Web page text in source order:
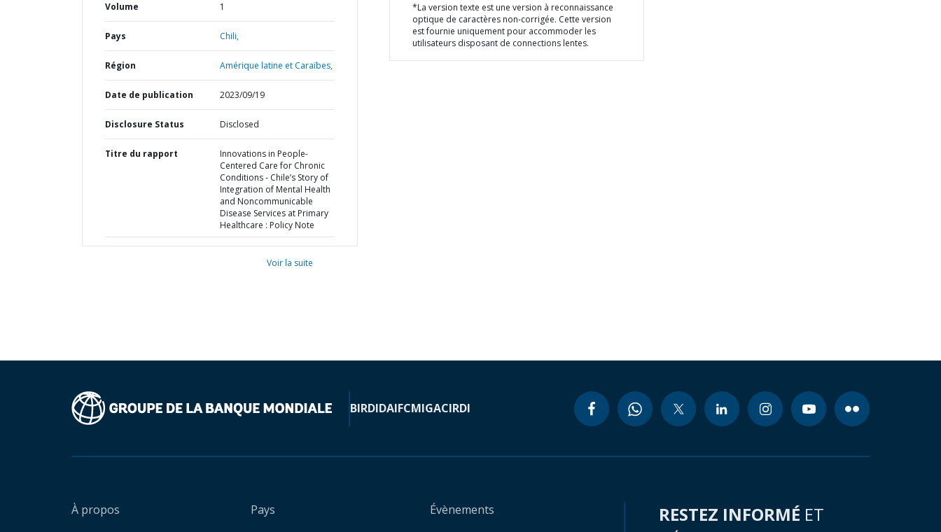
Volume 1
Pays Chili,
Région Amérique latine et Caraïbes,
Date de publication 2023/09/19
Disclosure Status Disclosed
Titre du rapport
Innovations in People-
Centered Care for Chronic
Conditions - Chile’s Story of
Integration of Mental Health
and Noncommunicable
Disease Services at Primary
Healthcare : Policy Note
Voir la suite
*La version texte est une version à reconnaissance
optique de caractères non-corrigée. Cette version
est fournie uniquement pour accommoder les
utilisateurs disposant de connections lentes.
BIRDIDAIFCMIGACIRDI
À propos
Pays
Évènements
RESTEZ INFORMÉ ET